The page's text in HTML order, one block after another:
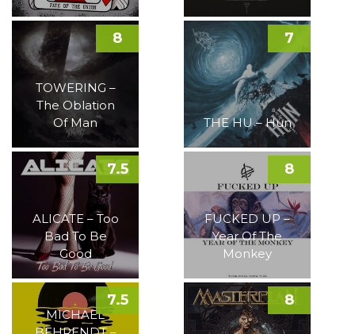
TOWERING –
The Oblation
Of Man
8
THE HU – Hun
7
ALICATE – Too
Bad To Be
Good
7.5
FUCKED UP –
Year Of The
Monkey
8
MICHAEL
7.5 8